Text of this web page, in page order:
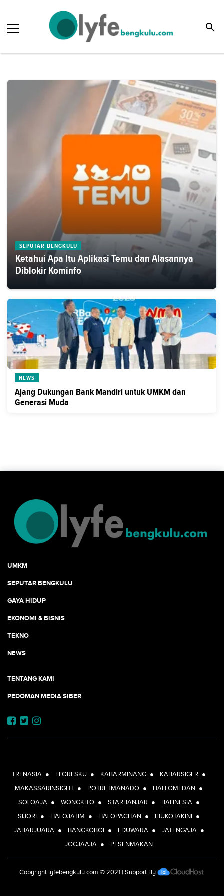
SEPUTAR BENGKULU
Ketahui Apa Itu Aplikasi Temu dan Alasannya
Diblokir Kominfo
NEWS
Ajang Dukungan Bank Mandiri untuk UMKM dan
Generasi Muda
UMKM
SEPUTAR BENGKULU
GAYA HIDUP
EKONOMI & BISNIS
TEKNO
NEWS
TENTANG KAMI
PEDOMAN MEDIA SIBER
TRENASIA ● FLORESKU ● KABARMINANG ● KABARSIGER ●
MAKASSARINSIGHT ● POTRETMANADO ● HALLOMEDAN ●
SOLOAJA ● WONGKITO ● STARBANJAR ● BALINESIA ●
SIJORI ● HALOJATIM ● HALOPACITAN ● IBUKOTAKINI ●
JABARJUARA ● BANGKOBOI ● EDUWARA ● JATENGAJA ●
JOGJAAJA ● PESENMAKAN
Copyright lyfebengkulu.com © 2021 | Support By